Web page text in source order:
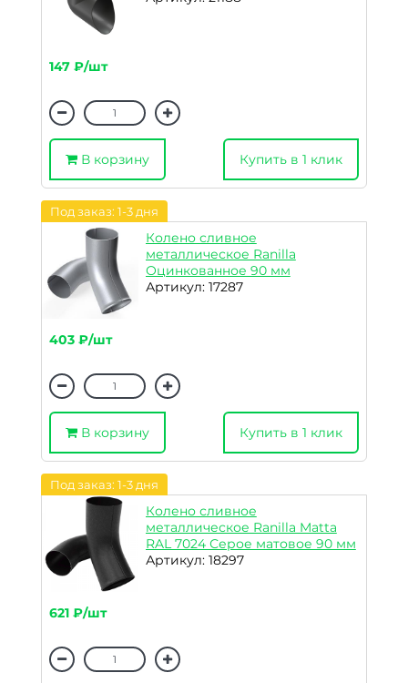
147 ₽/шт
В корзину Купить в 1 клик
Под заказ: 1-3 дня
Колено сливное
металлическое Ranilla
Оцинкованное 90 мм
Артикул: 17287
403 ₽/шт
В корзину Купить в 1 клик
Под заказ: 1-3 дня
Колено сливное
металлическое Ranilla Matta
RAL 7024 Серое матовое 90 мм
Артикул: 18297
621 ₽/шт